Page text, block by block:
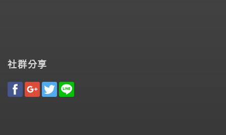
社群分享